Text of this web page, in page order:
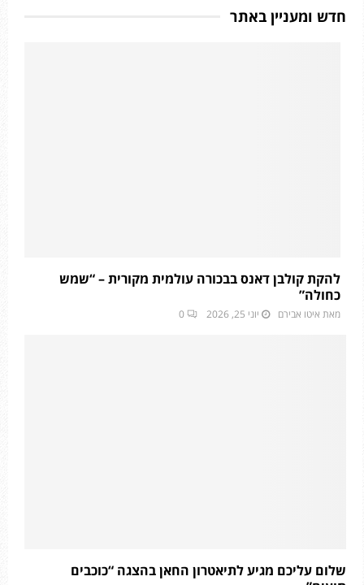
חדש ומעניין באתר
להקת קולבן דאנס בבכורה עולמית מקורית – “שמש
כחולה”
מאת איטו אבירם יוני 25, 2026 0
שלום עליכם מגיע לתיאטרון החאן בהצגה “כוכבים